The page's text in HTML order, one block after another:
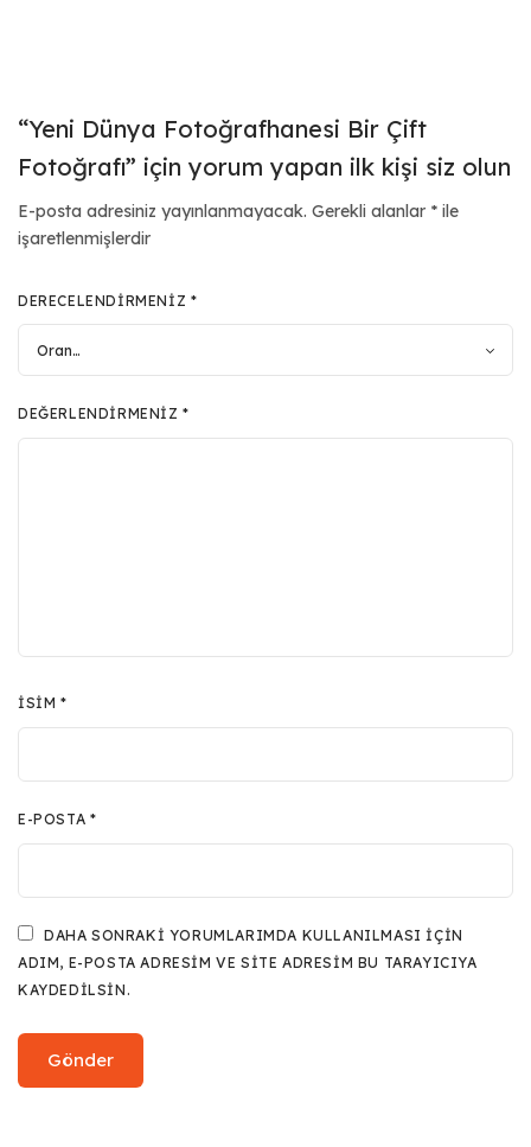
“Yeni Dünya Fotoğrafhanesi Bir Çift
Fotoğrafı” için yorum yapan ilk kişi siz olun
E-posta adresiniz yayınlanmayacak. Gerekli alanlar * ile
işaretlenmişlerdir
DERECELENDIRMENIZ *
DEĞERLENDIRMENIZ*
İSIM*
E-POSTA *
DAHA SONRAKI YORUMLARIMDA KULLANILMASI IÇIN
ADIM, E-POSTA ADRESIM VE SITE ADRESIM BU TARAYICIYA
KAYDEDILSIN.